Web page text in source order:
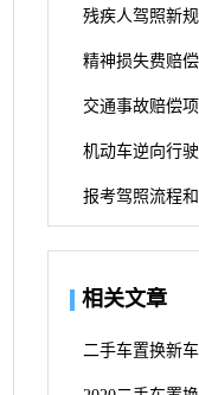
残疾人驾照新
精神损失费赔
交通事故赔偿项
机动车逆向行
报考驾照流程
相关文章
二手车置换新